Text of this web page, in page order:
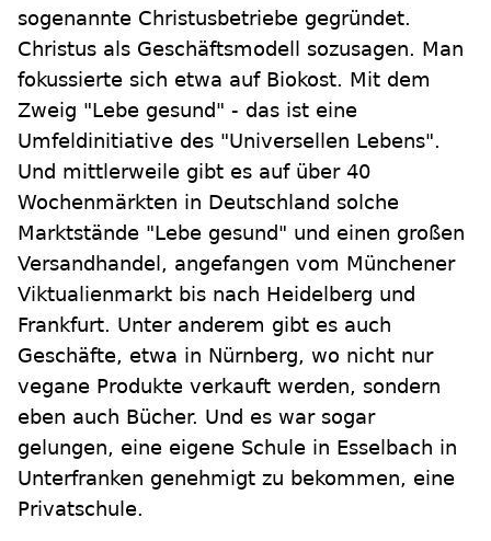
sogenannte Christusbetriebe gegründet.
Christus als Geschäftsmodell sozusagen. Man
fokussierte sich etwa auf Biokost. Mit dem
Zweig "Lebe gesund" - das ist eine
Umfeldinitiative des "Universellen Lebens".
Und mittlerweile gibt es auf über 40
Wochenmärkten in Deutschland solche
Marktstände "Lebe gesund" und einen großen
Versandhandel, angefangen vom Münchener
Viktualienmarkt bis nach Heidelberg und
Frankfurt. Unter anderem gibt es auch
Geschäfte, etwa in Nürnberg, wo nicht nur
vegane Produkte verkauft werden, sondern
eben auch Bücher. Und es war sogar
gelungen, eine eigene Schule in Esselbach in
Unterfranken genehmigt zu bekommen, eine
Privatschule.